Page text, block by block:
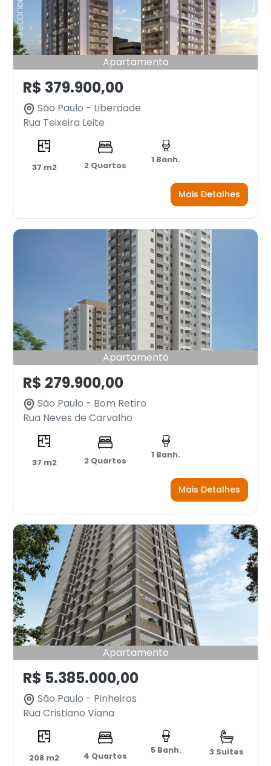
Apartamento
R$ 379.900,00
São Paulo - Liberdade
Rua Teixeira Leite
37 m2 2 Quartos
1 Banh.
Mais Detalhes
Apartamento
R$ 279.900,00
São Paulo - Bom Retiro
Rua Neves de Carvalho
37 m2 2 Quartos
1 Banh.
Mais Detalhes
Apartamento
R$ 5.385.000,00
São Paulo - Pinheiros
Rua Cristiano Viana
208 m2 4 Quartos
5 Banh. 3 Suites